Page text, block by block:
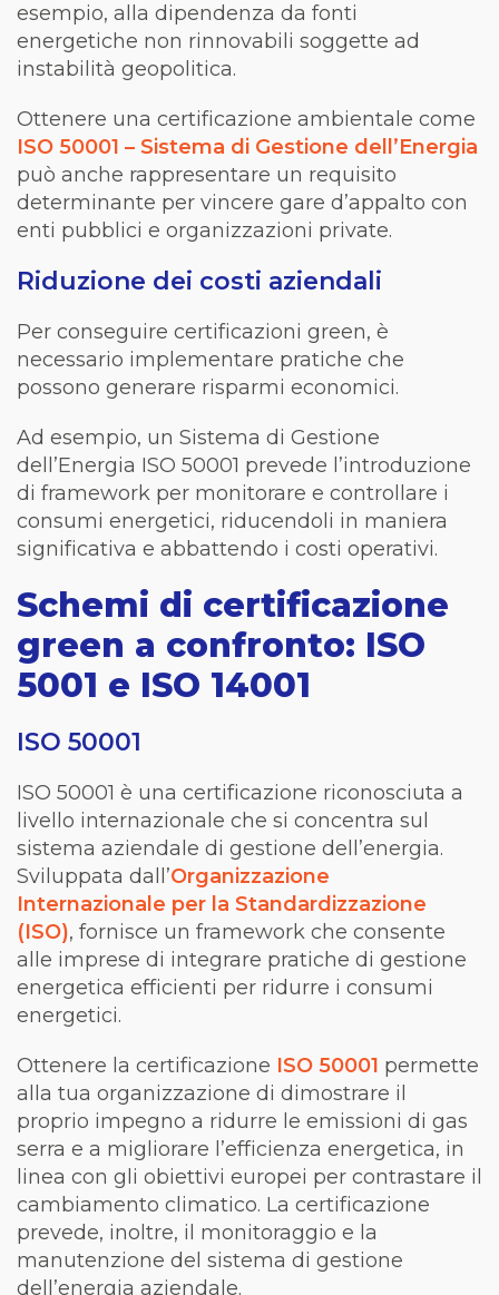
esempio, alla dipendenza da fonti
energetiche non rinnovabili soggette ad
instabilità geopolitica.
Ottenere una certificazione ambientale come
ISO 50001 – Sistema di Gestione dell’Energia
può anche rappresentare un requisito
determinante per vincere gare d’appalto con
enti pubblici e organizzazioni private.
Riduzione dei costi aziendali
Per conseguire certificazioni green, è
necessario implementare pratiche che
possono generare risparmi economici.
Ad esempio, un Sistema di Gestione
dell’Energia ISO 50001 prevede l’introduzione
di framework per monitorare e controllare i
consumi energetici, riducendoli in maniera
significativa e abbattendo i costi operativi.
Schemi di certificazione
green a confronto: ISO
5001 e ISO 14001
ISO 50001
ISO 50001 è una certificazione riconosciuta a
livello internazionale che si concentra sul
sistema aziendale di gestione dell’energia.
Sviluppata dall’Organizzazione
Internazionale per la Standardizzazione
(ISO), fornisce un framework che consente
alle imprese di integrare pratiche di gestione
energetica efficienti per ridurre i consumi
energetici.
Ottenere la certificazione ISO 50001 permette
alla tua organizzazione di dimostrare il
proprio impegno a ridurre le emissioni di gas
serra e a migliorare l’efficienza energetica, in
linea con gli obiettivi europei per contrastare il
cambiamento climatico. La certificazione
prevede, inoltre, il monitoraggio e la
manutenzione del sistema di gestione
dell’energia aziendale.